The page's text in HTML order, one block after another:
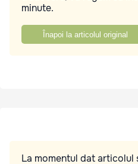
minute.
Înapoi la articolul original
La momentul dat articolul